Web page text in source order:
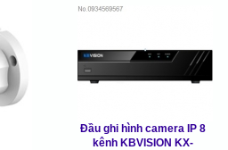
Đầu ghi hình camera IP 8
kênh KBVISION KX-